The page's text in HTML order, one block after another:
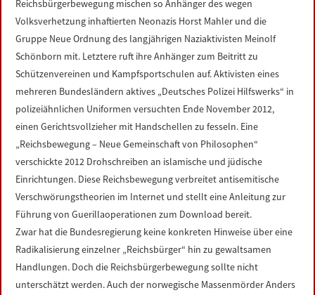
Reichsbürgerbewegung mischen so Anhänger des wegen
Volksverhetzung inhaftierten Neonazis Horst Mahler und die
Gruppe Neue Ordnung des langjährigen Naziaktivisten Meinolf
Schönborn mit. Letztere ruft ihre Anhänger zum Beitritt zu
Schützenvereinen und Kampfsportschulen auf. Aktivisten eines
mehreren Bundesländern aktives „Deutsches Polizei Hilfswerks“ in
polizeiähnlichen Uniformen versuchten Ende November 2012,
einen Gerichtsvollzieher mit Handschellen zu fesseln. Eine
„Reichsbewegung – Neue Gemeinschaft von Philosophen“
verschickte 2012 Drohschreiben an islamische und jüdische
Einrichtungen. Diese Reichsbewegung verbreitet antisemitische
Verschwörungstheorien im Internet und stellt eine Anleitung zur
Führung von Guerillaoperationen zum Download bereit.
Zwar hat die Bundesregierung keine konkreten Hinweise über eine
Radikalisierung einzelner „Reichsbürger“ hin zu gewaltsamen
Handlungen. Doch die Reichsbürgerbewegung sollte nicht
unterschätzt werden. Auch der norwegische Massenmörder Anders